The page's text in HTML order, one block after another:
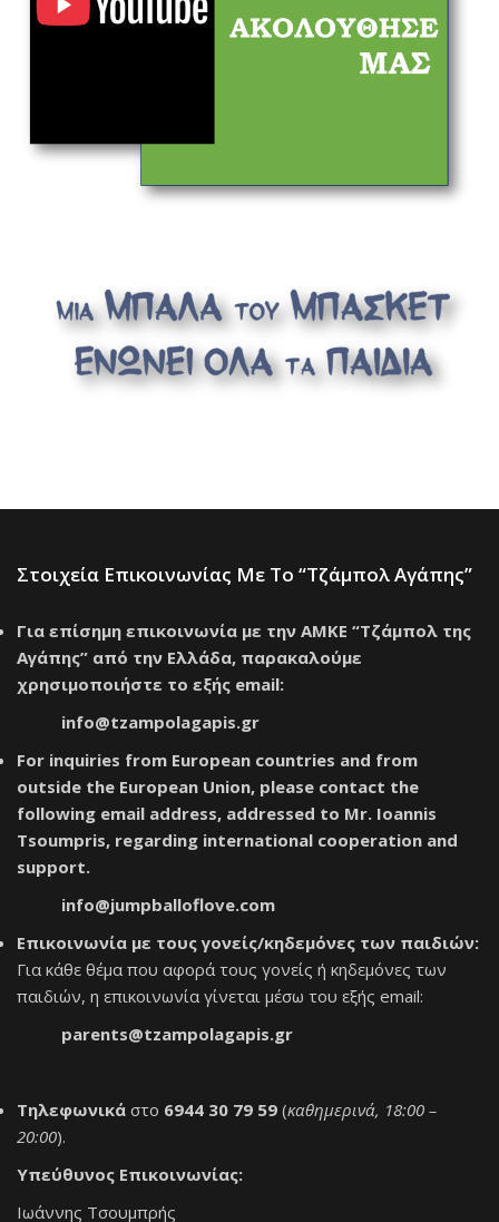
Στοιχεία Επικοινωνίας Με Το “Τζάμπολ Αγάπης”
Για επίσημη επικοινωνία με την ΑΜΚΕ “Τζάμπολ της
Αγάπης” από την Ελλάδα, παρακαλούμε
χρησιμοποιήστε το εξής email:
info@tzampolagapis.gr
For inquiries from European countries and from
outside the European Union, please contact the
following email address, addressed to Mr. Ioannis
Tsoumpris, regarding international cooperation and
support.
info@jumpballoflove.com
Επικοινωνία με τους γονείς/κηδεμόνες των παιδιών:
Για κάθε θέμα που αφορά τους γονείς ή κηδεμόνες των
παιδιών, η επικοινωνία γίνεται μέσω του εξής email:
parents@tzampolagapis.gr
Τηλεφωνικά στο 6944 30 79 59 (καθημερινά, 18:00 –
20:00).
Υπεύθυνος Επικοινωνίας:
Ιωάννης Τσουμπρής